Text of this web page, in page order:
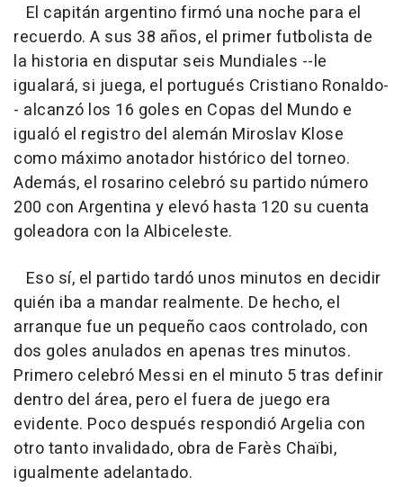
El capitán argentino firmó una noche para el
recuerdo. A sus 38 años, el primer futbolista de
la historia en disputar seis Mundiales --le
igualará, si juega, el portugués Cristiano Ronaldo-
- alcanzó los 16 goles en Copas del Mundo e
igualó el registro del alemán Miroslav Klose
como máximo anotador histórico del torneo.
Además, el rosarino celebró su partido número
200 con Argentina y elevó hasta 120 su cuenta
goleadora con la Albiceleste.
Eso sí, el partido tardó unos minutos en decidir
quién iba a mandar realmente. De hecho, el
arranque fue un pequeño caos controlado, con
dos goles anulados en apenas tres minutos.
Primero celebró Messi en el minuto 5 tras definir
dentro del área, pero el fuera de juego era
evidente. Poco después respondió Argelia con
otro tanto invalidado, obra de Farès Chaïbi,
igualmente adelantado.